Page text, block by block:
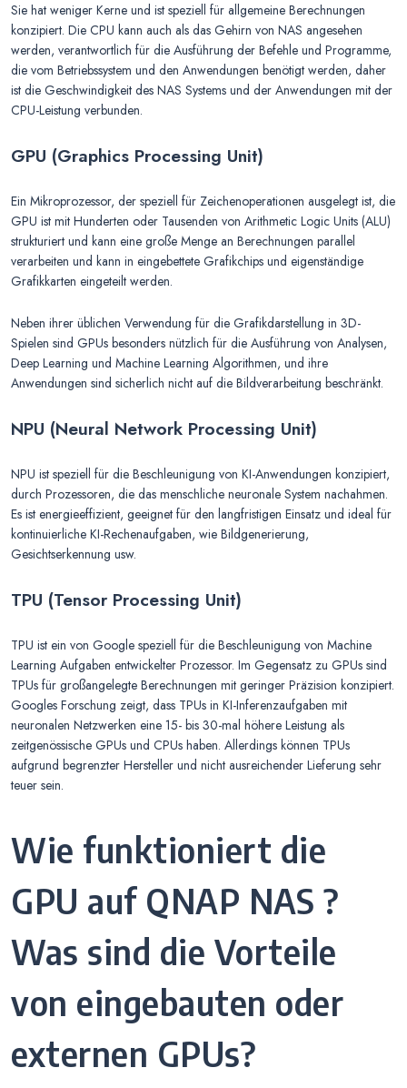
Sie hat weniger Kerne und ist speziell für allgemeine Berechnungen
konzipiert. Die CPU kann auch als das Gehirn von NAS angesehen
werden, verantwortlich für die Ausführung der Befehle und Programme,
die vom Betriebssystem und den Anwendungen benötigt werden, daher
ist die Geschwindigkeit des NAS Systems und der Anwendungen mit der
CPU-Leistung verbunden.
GPU (Graphics Processing Unit)
Ein Mikroprozessor, der speziell für Zeichenoperationen ausgelegt ist, die
GPU ist mit Hunderten oder Tausenden von Arithmetic Logic Units (ALU)
strukturiert und kann eine große Menge an Berechnungen parallel
verarbeiten und kann in eingebettete Grafikchips und eigenständige
Grafikkarten eingeteilt werden.
Neben ihrer üblichen Verwendung für die Grafikdarstellung in 3D-
Spielen sind GPUs besonders nützlich für die Ausführung von Analysen,
Deep Learning und Machine Learning Algorithmen, und ihre
Anwendungen sind sicherlich nicht auf die Bildverarbeitung beschränkt.
NPU (Neural Network Processing Unit)
NPU ist speziell für die Beschleunigung von KI-Anwendungen konzipiert,
durch Prozessoren, die das menschliche neuronale System nachahmen.
Es ist energieeffizient, geeignet für den langfristigen Einsatz und ideal für
kontinuierliche KI-Rechenaufgaben, wie Bildgenerierung,
Gesichtserkennung usw.
TPU (Tensor Processing Unit)
TPU ist ein von Google speziell für die Beschleunigung von Machine
Learning Aufgaben entwickelter Prozessor. Im Gegensatz zu GPUs sind
TPUs für großangelegte Berechnungen mit geringer Präzision konzipiert.
Googles Forschung zeigt, dass TPUs in KI-Inferenzaufgaben mit
neuronalen Netzwerken eine 15- bis 30-mal höhere Leistung als
zeitgenössische GPUs und CPUs haben. Allerdings können TPUs
aufgrund begrenzter Hersteller und nicht ausreichender Lieferung sehr
teuer sein.
Wie funktioniert die
GPU auf QNAP NAS ?
Was sind die Vorteile
von eingebauten oder
externen GPUs?